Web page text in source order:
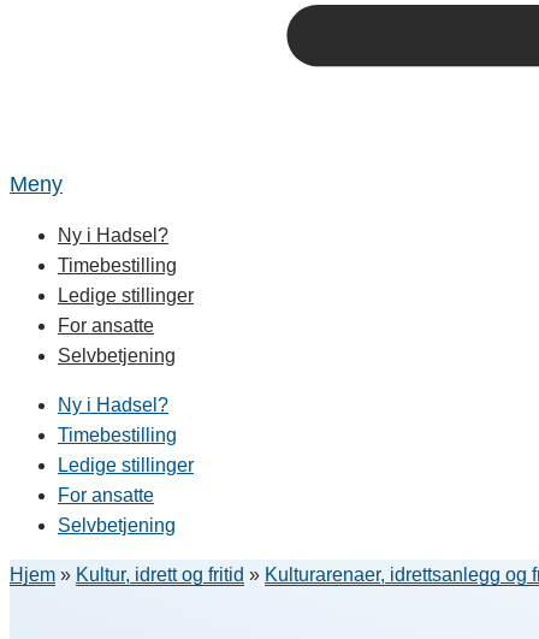
Meny
Ny i Hadsel?
Timebestilling
Ledige stillinger
For ansatte
Selvbetjening
Ny i Hadsel?
Timebestilling
Ledige stillinger
For ansatte
Selvbetjening
Hjem » Kultur, idrett og fritid » Kulturarenaer, idrettsanlegg og